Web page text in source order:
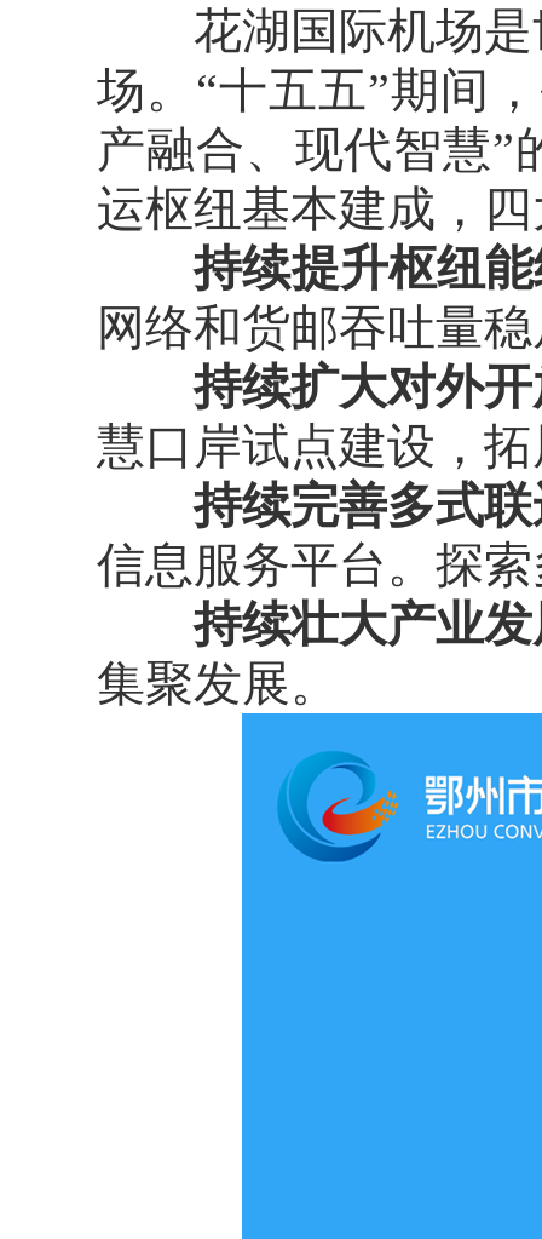
花湖国际机场是
场。“十五五”期间
产融合、现代智慧”
运枢纽基本建成，
持续提升枢纽
网络和货邮吞吐量
持续扩大对外
慧口岸试点建设，
持续完善多式
信息服务平台。探
持续壮大产业
集聚发展。